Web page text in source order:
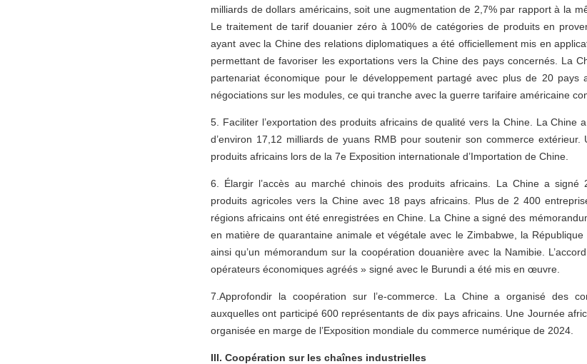
milliards de dollars américains, soit une augmentation de 2,7% par rapport à la
Le traitement de tarif douanier zéro à 100% de catégories de produits en
ayant avec la Chine des relations diplomatiques a été officiellement mis en
permettant de favoriser les exportations vers la Chine des pays concernés. La
partenariat économique pour le développement partagé avec plus de 20 pays
négociations sur les modules, ce qui tranche avec la guerre tarifaire américaine
5. Faciliter l’exportation des produits africains de qualité vers la Chine. La Chine
d’environ 17,12 milliards de yuans RMB pour soutenir son commerce
produits africains lors de la 7e Exposition internationale d’Importation de Chine.
6. Élargir l’accès au marché chinois des produits africains. La Chine a signé
produits agricoles vers la Chine avec 18 pays africains. Plus de 2 400
régions africains ont été enregistrées en Chine. La Chine a signé des
en matière de quarantaine animale et végétale avec le Zimbabwe, la République
ainsi qu’un mémorandum sur la coopération douanière avec la Namibie.
opérateurs économiques agréés » signé avec le Burundi a été mis en œuvre.
7.Approfondir la coopération sur l’e-commerce. La Chine a organisé des
auxquelles ont participé 600 représentants de dix pays africains. Une Journée
organisée en marge de l’Exposition mondiale du commerce numérique de 2024.
III. Coopération sur les chaînes industrielles